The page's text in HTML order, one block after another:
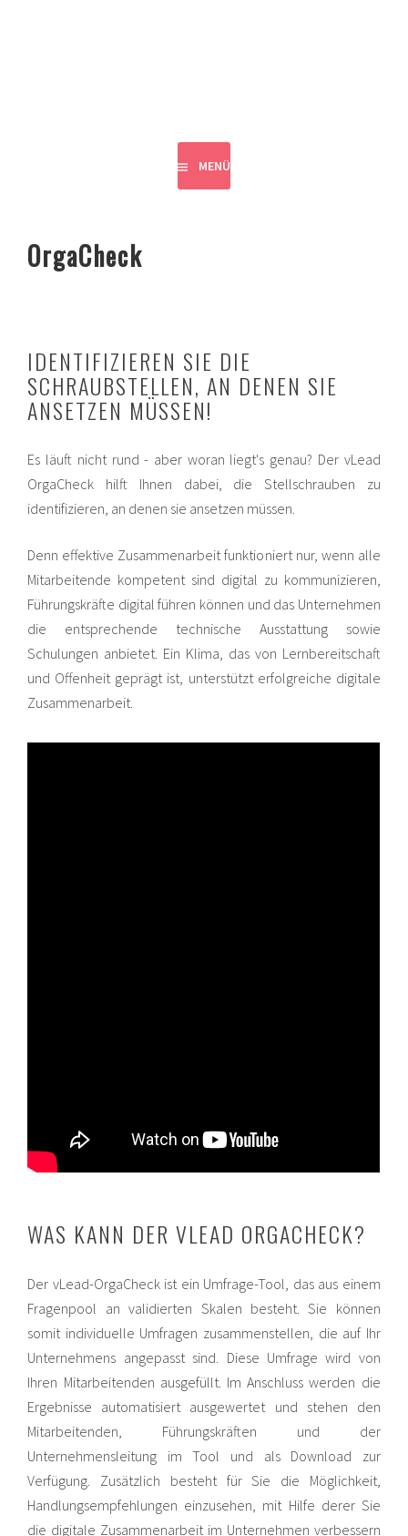
MENÜ
OrgaCheck
IDENTIFIZIEREN SIE DIE
SCHRAUBSTELLEN, AN DENEN SIE
ANSETZEN MÜSSEN!
Es läuft nicht rund - aber woran liegt's genau? Der vLead
OrgaCheck hilft Ihnen dabei, die Stellschrauben zu
identifizieren, an denen sie ansetzen müssen.
Denn effektive Zusammenarbeit funktioniert nur, wenn alle
Mitarbeitende kompetent sind digital zu kommunizieren,
Führungskräfte digital führen können und das Unternehmen
die entsprechende technische Ausstattung sowie
Schulungen anbietet. Ein Klima, das von Lernbereitschaft
und Offenheit geprägt ist, unterstützt erfolgreiche digitale
Zusammenarbeit.
WAS KANN DER VLEAD ORGACHECK?
Der vLead-OrgaCheck ist ein Umfrage-Tool, das aus einem
Fragenpool an validierten Skalen besteht. Sie können
somit individuelle Umfragen zusammenstellen, die auf Ihr
Unternehmens angepasst sind. Diese Umfrage wird von
Ihren Mitarbeitenden ausgefüllt. Im Anschluss werden die
Ergebnisse automatisiert ausgewertet und stehen den
Mitarbeitenden, Führungskräften und der
Unternehmensleitung im Tool und als Download zur
Verfügung. Zusätzlich besteht für Sie die Möglichkeit,
Handlungsempfehlungen einzusehen, mit Hilfe derer Sie
die digitale Zusammenarbeit im Unternehmen verbessern